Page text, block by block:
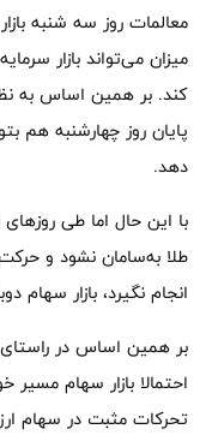
معالمات روز سه شنبه
میزان می‌تواند بازار
کند. بر همین اساس به
پایان روز چهارشنبه هم
دهد.
با این حال اما طی
طلا به‌سامان نشود و
انجام نگیرد، بازار سهام
بر همین اساس در
احتمالا بازار سهام
تحرکات مثبت در سهام